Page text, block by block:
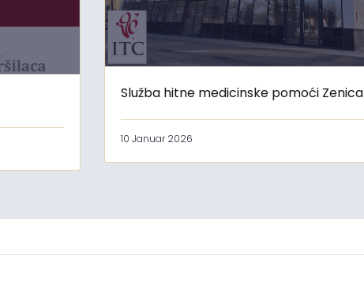
Služba hitne medicinske pomoći Zenica
10 Januar 2026